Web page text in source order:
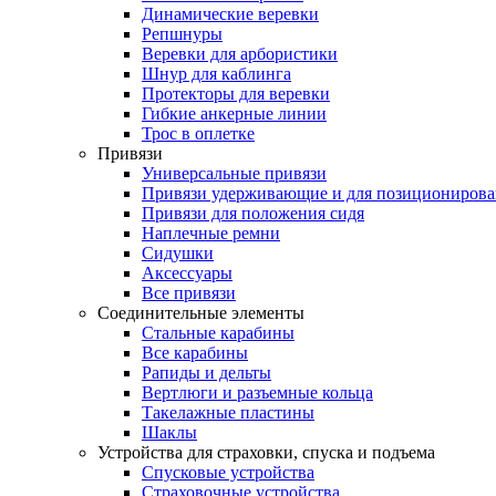
Динамические веревки
Репшнуры
Веревки для арбористики
Шнур для каблинга
Протекторы для веревки
Гибкие анкерные линии
Трос в оплетке
Привязи
Универсальные привязи
Привязи удерживающие и для
Привязи для положения сидя
Наплечные ремни
Сидушки
Аксессуары
Все привязи
Соединительные элементы
Стальные карабины
Все карабины
Рапиды и дельты
Вертлюги и разъемные кольца
Такелажные пластины
Шаклы
Устройства для страховки, спуска и подъема
Спусковые устройства
Страховочные устройства